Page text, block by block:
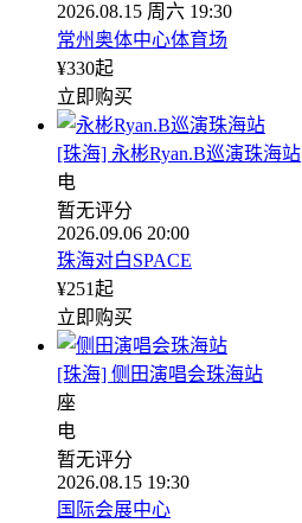
2026.08.15 周六 19:30
常州奥体中心体育场
¥330起
立即购买
[珠海] 永彬Ryan.B巡演珠海站
电
暂无评分
2026.09.06 20:00
珠海对白SPACE
¥251起
立即购买
[珠海] 侧田演唱会珠海站
座
电
暂无评分
2026.08.15 19:30
国际会展中心